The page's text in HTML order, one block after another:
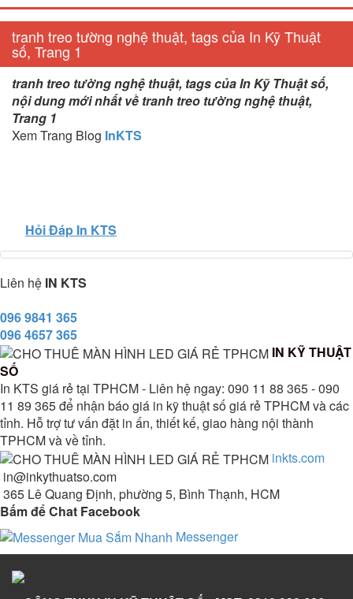
tranh treo tường nghệ thuật, tags của In Kỹ Thuật
số, Trang 1
tranh treo tường nghệ thuật, tags của In Kỹ Thuật số,
nội dung mới nhất về tranh treo tường nghệ thuật,
Trang 1
Xem Trang Blog InKTS
Hỏi Đáp In KTS
Liên hệ IN KTS
096 9841 365
096 4657 365
IN KỸ THUẬT
SỐ
In KTS giá rẻ tại TPHCM - Liên hệ ngay: 090 11 88 365 - 090
11 89 365 để nhận báo giá in kỹ thuật số giá rẻ TPHCM và các
tỉnh. Hỗ trợ tư vấn đặt in ấn, thiết kế, giao hàng nội thành
TPHCM và về tỉnh.
inkts.com
in@inkythuatso.com
365 Lê Quang Định, phường 5, Bình Thạnh, HCM
Bấm để Chat Facebook
Messenger